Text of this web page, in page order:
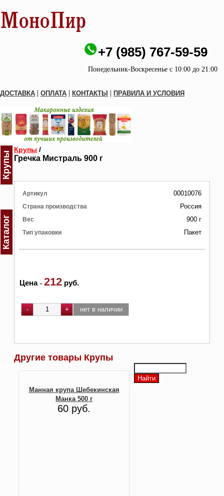
+7 (985) 767-59-59
Понедельник-Воскресенье с 10:00 до 21:00
ДОСТАВКА | ОПЛАТА | КОНТАКТЫ | ПРАВИЛА И УСЛОВИЯ
Крупы
Каталог
Крупы /
Гречка Мистраль 900 г
Артикул 00010076
Страна производства Россия
Вес 900 г
Тип упаковки Пакет
Цена- 212 руб.
Другие товары Крупы
Манная крупа Шебекинская
Манка 500 г
60 руб.